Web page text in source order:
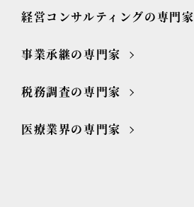
経営コンサルティングの専門家
事業承継の専門家
税務調査の専門家
医療業界の専門家